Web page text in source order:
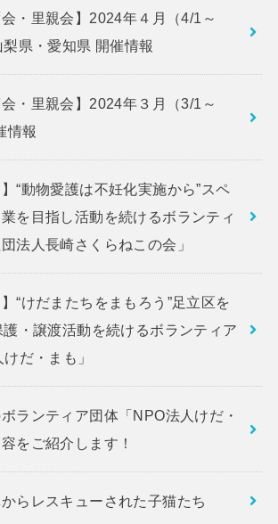
会・里親会】2024年４月（4/1～
県・愛知県 開催情報
会・里親会】2024年３月（3/1～
情報
】“動物愛護は不妊化実施から”スペ
を目指し活動を続けるボランティ
法人長崎さくらねこの会」
“けだまたちをまもろう”足立区を
・譲渡活動を続けるボランティア
だ・まも」
ランティア団体「NPO法人けだ・
をご紹介します！
からレスキューされた子猫たち